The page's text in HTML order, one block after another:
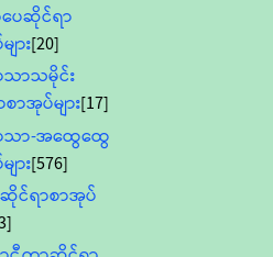
ပေဆိုင်ရာ
ား[20]
သာသမိုင်း
ာအုပ်များ[17]
သာ-အထွေထွေ
ား[576]
ဆိုင်ရာစာအုပ်